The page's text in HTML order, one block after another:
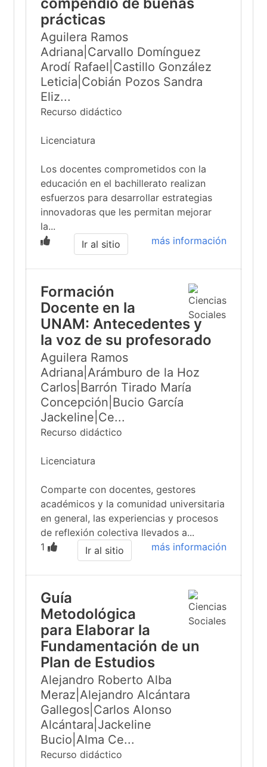
prácticas
Aguilera Ramos
Adriana|Carvallo Domínguez
Arodí Rafael|Castillo González
Leticia|Cobián Pozos Sandra
Eliz...
Recurso didáctico
Licenciatura
Los docentes comprometidos con la
educación en el bachillerato realizan
esfuerzos para desarrollar estrategias
innovadoras que les permitan mejorar
la...
más información
Ir al sitio
Formación
Docente en la
UNAM: Antecedentes y
la voz de su profesorado
Aguilera Ramos
Adriana|Arámburo de la Hoz
Carlos|Barrón Tirado María
Concepción|Bucio García
Jackeline|Ce...
Recurso didáctico
Licenciatura
Comparte con docentes, gestores
académicos y la comunidad universitaria
en general, las experiencias y procesos
de reflexión colectiva llevados a...
1
más información
Ir al sitio
Guía
Metodológica
para Elaborar la
Fundamentación de un
Plan de Estudios
Alejandro Roberto Alba
Meraz|Alejandro Alcántara
Gallegos|Carlos Alonso
Alcántara|Jackeline
Bucio|Alma Ce...
Recurso didáctico